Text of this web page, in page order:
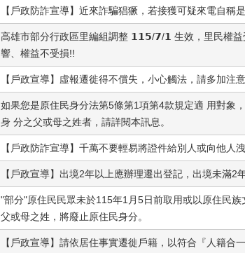
【戶政防詐宣導】近來詐騙猖獗，若接獲可疑來電自稱
高雄市部分行政區里編組調整 𝟭𝟭𝟱/𝟳/𝟭 生效，里民權
響、權益不受損!!
【戶政宣導】虛報遷徙得不償失，小心觸法，請多加注
如果您是原住民身分法第5條第1項第4款規定適 用對象
身 分之父或母之姓者，請詳閱本訊息。
【戶政防詐宣導】千萬不要輕易將證件給別人或向他人
【戶政宣導】出境2年以上應辦理遷出登記，出境未滿2
"部分"原住民民眾未於115年1月5日前取用或以原住民
父或母之姓，將廢止原住民身分。
【戶政宣導】請依居住事實遷徙戶籍，以符合『人籍合